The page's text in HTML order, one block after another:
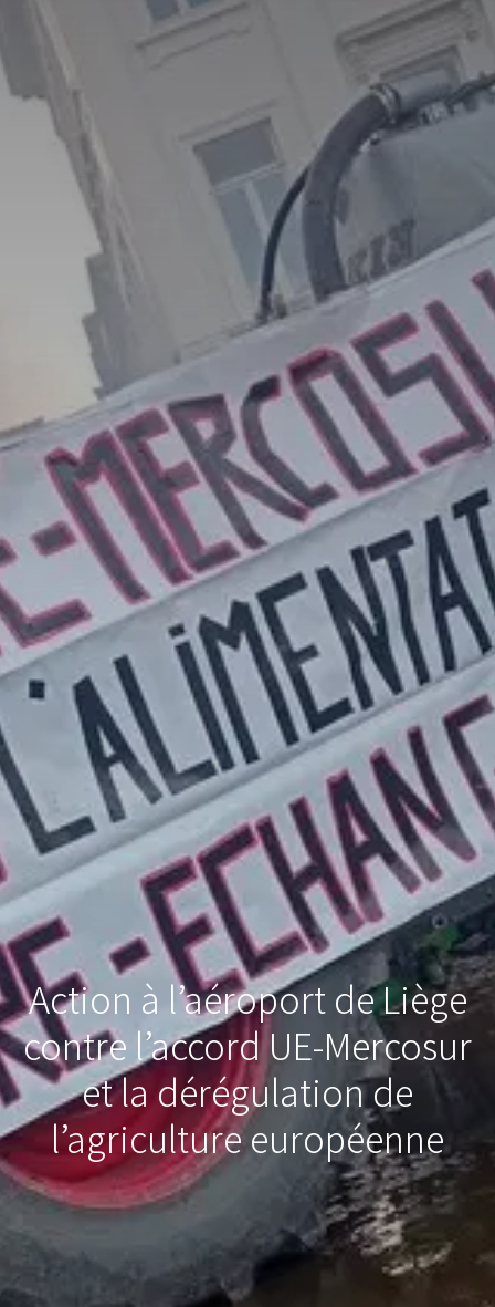
Action à l’aéroport de Liège
contre l’accord UE-Mercosur
et la dérégulation de
l’agriculture européenne